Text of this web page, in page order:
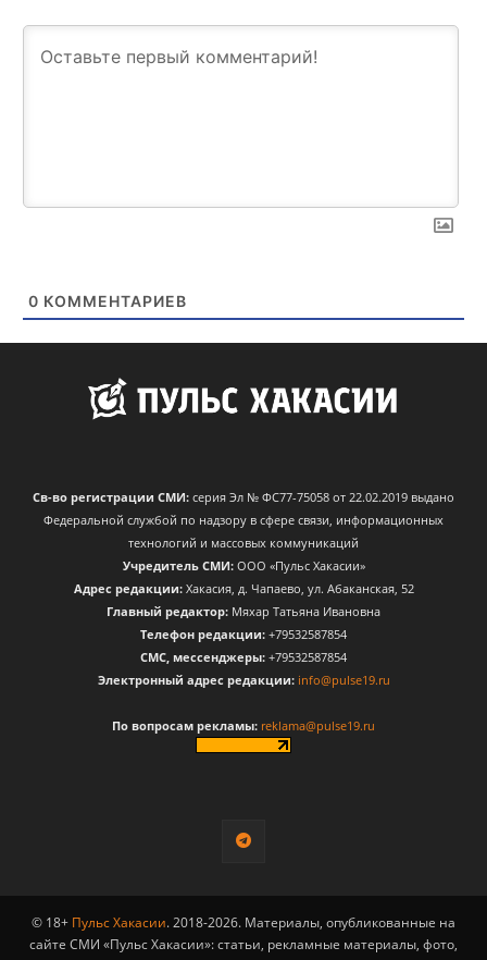
0 КОММЕНТАРИЕВ
Св-во регистрации СМИ: серия Эл № ФС77-75058 от 22.02.2019 выдано
Федеральной службой по надзору в сфере связи, информационных
технологий и массовых коммуникаций
Учредитель СМИ:ООО «Пульс Хакасии»
Адрес редакции:Хакасия, д. Чапаево, ул. Абаканская, 52
Главный редактор: Мяхар Татьяна Ивановна
Телефон редакции: +79532587854
CМС, мессенджеры: +79532587854
Электронный адрес редакции: info@pulse19.ru
По вопросам рекламы: reklama@pulse19.ru
© 18+ Пульс Хакасии. 2018-2026. Материалы, опубликованные на
сайте СМИ «Пульс Хакасии»: статьи, рекламные материалы, фото,